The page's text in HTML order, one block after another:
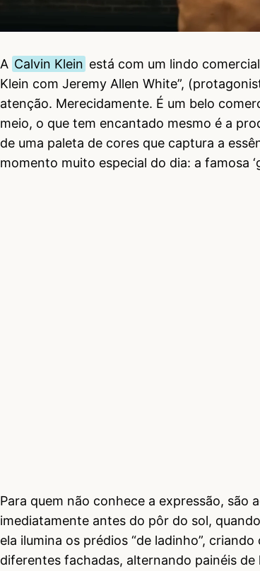
A Calvin Klein está com um lindo
Klein com Jeremy Allen White”,
atenção. Merecidamente. É um belo
meio, o que tem encantado mesmo é a
de uma paleta de cores que captura a
momento muito especial do dia: a famosa
Para quem não conhece a expressão, são
imediatamente antes do pôr do sol,
ela ilumina os prédios “de ladinho”,
diferentes fachadas, alternando painéis